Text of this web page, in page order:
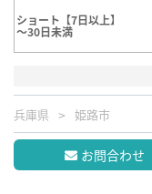
ショート【7日以上】
～30日未満
兵庫県 姫路市
お問合わせ